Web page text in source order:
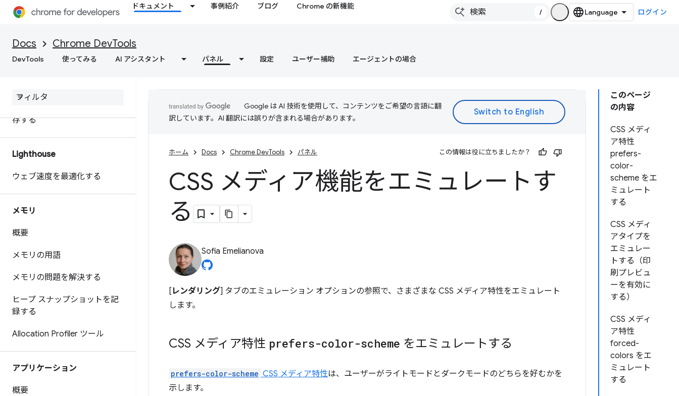
ドキュメント 事例紹介 ブログ Chrome の新機能
/ ログイン
Docs Chrome DevTools
DevTools 使ってみる AI アシスタント パネル 設定 ユーザー補助 エージェントの場合
extensibility API を使用してパ
マイズする
ウェブサイトのパフォーマンス
存する
Lighthouse
ウェブ速度を最適化する
メモリ
概要
メモリの用語
メモリの問題を解決する
ヒープ スナップショットを記
録する
Allocation Profiler ツール
アプリケーション
概要
このページ
の内容
CSS メディ
ア特性
prefers-
color-
scheme をエ
ミュレート
する
CSS メディ
アタイプを
エミュレー
トする（印
刷プレビュ
ーを有効に
する）
CSS メディ
ア特性
forced-
colors をエ
ミュレート
する
Google は AI 技術を使用して、コンテンツをご希望の言語に翻
訳しています。AI 翻訳には誤りが含まれる場合があります。
ホーム Docs Chrome DevTools パネル この情報は役に立ちましたか？
CSS メディア機能をエミュレートす
る
Sofia Emelianova
[ レンダリング] タブのエミュレーション オプションの参照で、さまざまな CSS メディア特性をエミュレート
します。
CSS メディア特性 prefers-color-scheme をエミュレートする
prefers-color-scheme CSS メディア特性は、ユーザーがライトモードとダークモードのどちらを好むかを
示します。